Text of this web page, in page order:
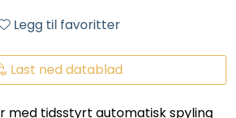
Legg til favoritter
Last ned datablad
med tidsstyrt automatisk spyling